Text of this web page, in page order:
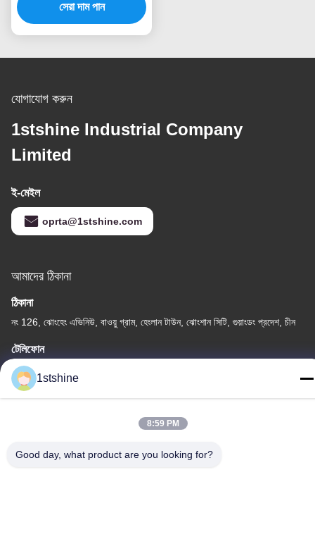
সেরা দাম পান
যোগাযোগ করুন
1stshine Industrial Company
Limited
ই-মেইল
oprta@1stshine.com
আমাদের ঠিকানা
ঠিকানা
নং 126, ঝোংহেং এভিনিউ, বাওয়ু গ্রাম, হেংলান টাউন, ঝোংশান সিটি, গুয়াংডং প্রদেশ, চীন
টেলিফোন
86--18126432925
গোপনীয়তা নীতি|সাইটম্যাপ
1stshine
8:59 PM
Good day, what product are you looking for?